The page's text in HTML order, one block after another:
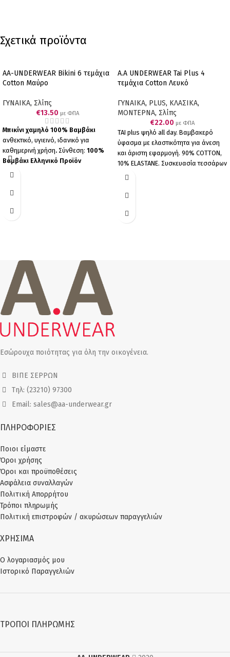
Σχετικά προϊόντα
AA-UNDERWEAR Bikini 6 τεμάχια
Cotton Μαύρο
ΓΥΝΑΙΚΑ, Σλίπς
€13.50 με ΦΠΑ
Μπικίνι χαμηλό 100% Βαμβάκι
ανθεκτικό, υγιεινό, ιδανικό για
καθημερινή χρήση. Σύνθεση: 100%
Βαμβάκι Ελληνικό Προϊόν
Παραγωγής μας
A.A UNDERWEAR Tai Plus 4
τεμάχια Cotton Λευκό
ΓΥΝΑΙΚΑ, PLUS, ΚΛΑΣΙΚΑ,
ΜΟΝΤΕΡΝΑ, Σλίπς
€22.00 με ΦΠΑ
ΤΑΙ plus ψηλό all day. Βαμβακερό
ύφασμα με ελαστικότητα για άνεση
και άριστη εφαρμογή. 90% COTTON,
10% ELASTANΕ. Συσκευασία τεσσάρων
τεμαχίων (4 λευκά).
Εσώρουχα ποιότητας για όλη την οικογένεια.
ΒΙΠΕ ΣΕΡΡΩΝ
Τηλ: (23210) 97300
Email: sales@aa-underwear.gr
ΠΛΗΡΟΦΟΡΙΕΣ
Ποιοι είμαστε
Όροι χρήσης
Όροι και προϋποθέσεις
Ασφάλεια συναλλαγών
Πολιτική Απορρήτου
Τρόποι πληρωμής
Πολιτική επιστροφών / ακυρώσεων παραγγελιών
ΧΡΗΣΙΜΑ
Ο λογαριασμός μου
Ιστορικό Παραγγελιών
ΤΡΌΠΟΙ ΠΛΗΡΩΜΉΣ